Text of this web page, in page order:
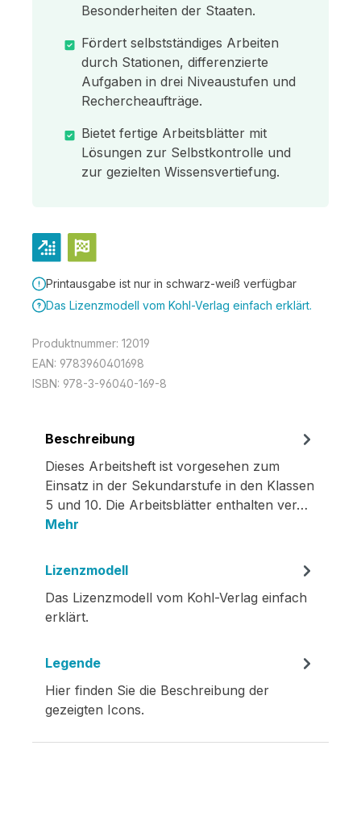
Besonderheiten der Staaten.
Fördert selbstständiges Arbeiten
durch Stationen, differenzierte
Aufgaben in drei Niveaustufen und
Rechercheaufträge.
Bietet fertige Arbeitsblätter mit
Lösungen zur Selbstkontrolle und
zur gezielten Wissensvertiefung.
Printausgabe ist nur in schwarz-weiß verfügbar
Das Lizenzmodell vom Kohl-Verlag einfach erklärt.
Produktnummer: 12019
EAN: 9783960401698
ISBN: 978-3-96040-169-8
Beschreibung
Dieses Arbeitsheft ist vorgesehen zum
Einsatz in der Sekundarstufe in den Klassen
5 und 10. Die Arbeitsblätter enthalten ver…
Mehr
Lizenzmodell
Das Lizenzmodell vom Kohl-Verlag einfach
erklärt.
Legende
Hier finden Sie die Beschreibung der
gezeigten Icons.